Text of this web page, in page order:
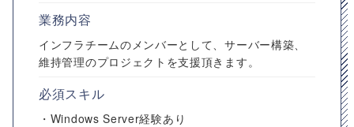
業務内容
インフラチームのメンバーとして、サーバー構築、
維持管理のプロジェクトを支援頂きます。
必須スキル
・Windows Server経験あり